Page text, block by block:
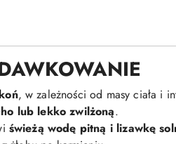
, w zależności od masy ciała i
lub lekko zwilżoną.
świeżą wodę pitną i lizawkę